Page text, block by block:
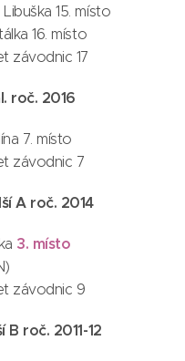
15. místo
16. místo
závodnic 17
roč. 2016
7. místo
závodnic 7
A roč. 2014
3. místo
závodnic 9
roč. 2011-12